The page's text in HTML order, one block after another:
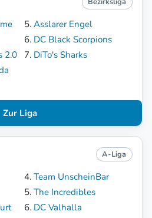
2.0
Asslarer Engel
DC Black Scorpions
DiTo's Sharks
Zur Liga
A-Liga
Team UnscheinBar
The Incredibles
DC Valhalla